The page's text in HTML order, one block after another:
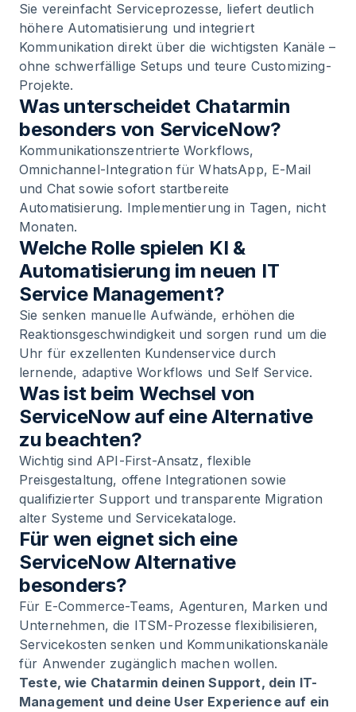
Sie vereinfacht Serviceprozesse, liefert deutlich
höhere Automatisierung und integriert
Kommunikation direkt über die wichtigsten Kanäle –
ohne schwerfällige Setups und teure Customizing-
Projekte.
Was unterscheidet Chatarmin
besonders von ServiceNow?
Kommunikationszentrierte Workflows,
Omnichannel-Integration für WhatsApp, E-Mail
und Chat sowie sofort startbereite
Automatisierung. Implementierung in Tagen, nicht
Monaten.
Welche Rolle spielen KI &
Automatisierung im neuen IT
Service Management?
Sie senken manuelle Aufwände, erhöhen die
Reaktionsgeschwindigkeit und sorgen rund um die
Uhr für exzellenten Kundenservice durch
lernende, adaptive Workflows und Self Service.
Was ist beim Wechsel von
ServiceNow auf eine Alternative
zu beachten?
Wichtig sind API-First-Ansatz, flexible
Preisgestaltung, offene Integrationen sowie
qualifizierter Support und transparente Migration
alter Systeme und Servicekataloge.
Für wen eignet sich eine
ServiceNow Alternative
besonders?
Für E-Commerce-Teams, Agenturen, Marken und
Unternehmen, die ITSM-Prozesse flexibilisieren,
Servicekosten senken und Kommunikationskanäle
für Anwender zugänglich machen wollen.
Teste, wie Chatarmin deinen Support, dein IT-
Management und deine User Experience auf ein